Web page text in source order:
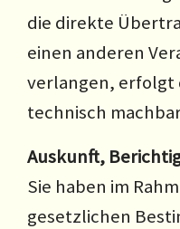
die direkte
einen anderen
verlangen, erfolgt
technisch
Auskunft,
Sie haben im
gesetzlichen